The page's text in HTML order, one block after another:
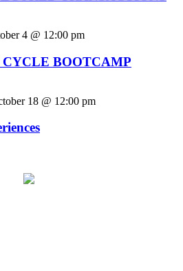
4 @ 12:00 pm
BOOTCAMP
18 @ 12:00 pm